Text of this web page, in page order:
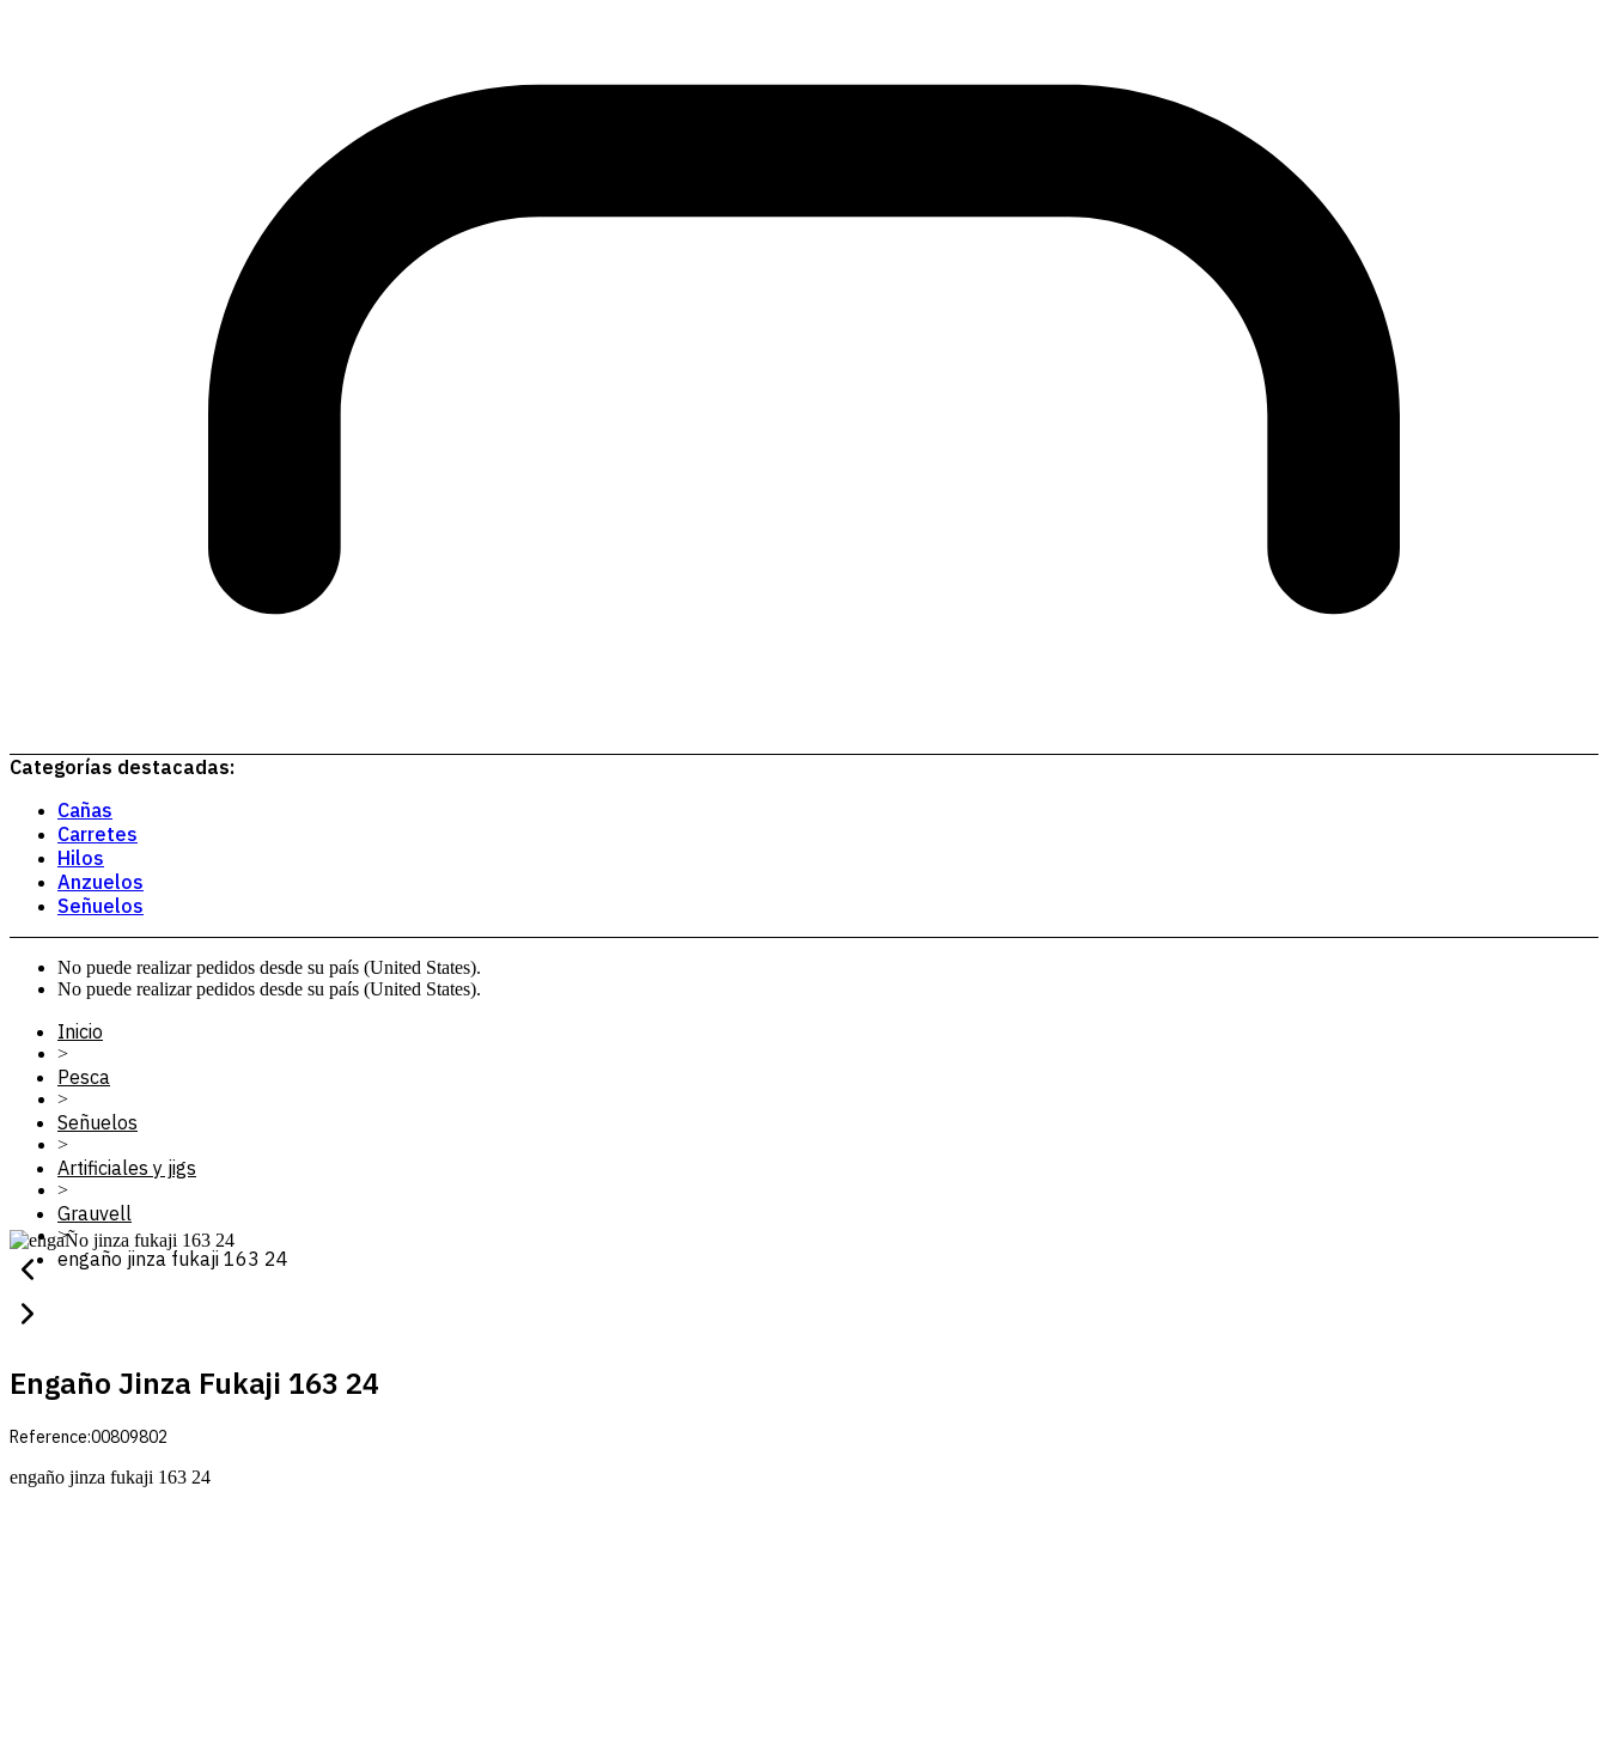
Categorías destacadas:
Cañas
Carretes
Hilos
Anzuelos
Señuelos
No puede realizar pedidos desde su país (United States).
No puede realizar pedidos desde su país (United States).
Inicio
>
Pesca
>
Señuelos
>
Artificiales y jigs
>
Grauvell
>
engaño jinza fukaji 163 24
Engaño Jinza Fukaji 163 24
Reference:00809802
engaño jinza fukaji 163 24